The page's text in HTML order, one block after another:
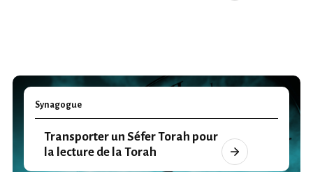
Synagogue
Transporter un Séfer Torah pour
la lecture de la Torah